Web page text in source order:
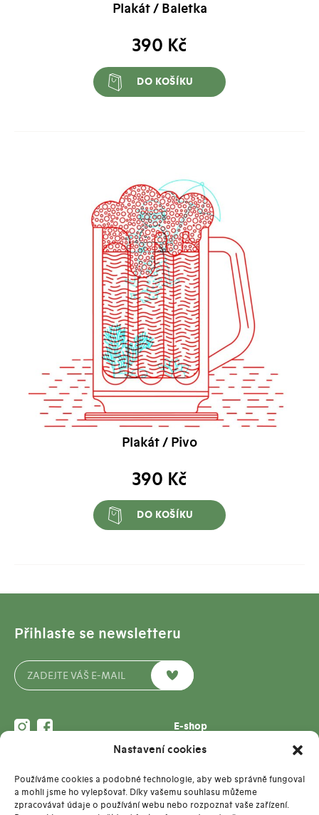
Nastavení cookies
Používáme cookies a podobné technologie, aby web správně fungoval
a mohli jsme ho vylepšovat. Díky vašemu souhlasu můžeme
zpracovávat údaje o používání webu nebo rozpoznat vaše zařízení.
Plakát / Baletka
390 Kč
DO KOŠÍKU
Plakát / Pivo
390 Kč
DO KOŠÍKU
MgA. Marcela Vostřelová
+420 736 615 166
E-shop
Pro firmy
O nás
Kontakt
Přihlaste se newsletteru